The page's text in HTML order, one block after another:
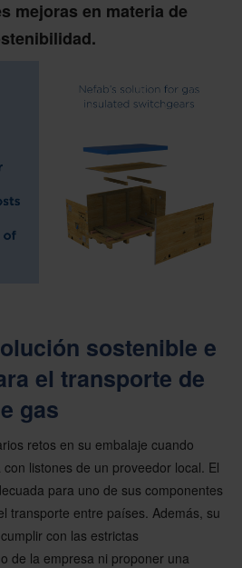
mejoras en materia de
sostenible e
el transporte de
gas
retos en su embalaje cuando
listones de un proveedor local. El
para uno de sus componentes
transporte entre países. Además, su
con las estrictas
de la empresa ni proponer una